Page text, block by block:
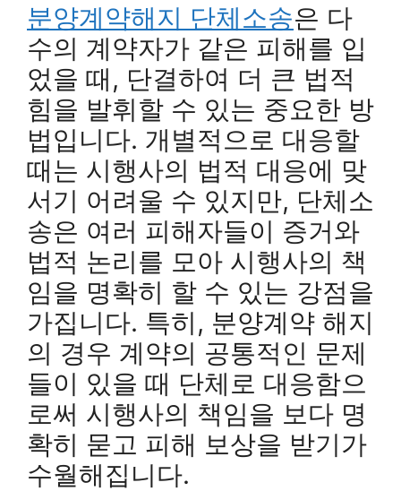
분양계약해지 단체소송은 다
수의 계약자가 같은 피해를 입
었을 때, 단결하여 더 큰 법적
힘을 발휘할 수 있는 중요한 방
법입니다. 개별적으로 대응할
때는 시행사의 법적 대응에 맞
서기 어려울 수 있지만, 단체소
송은 여러 피해자들이 증거와
법적 논리를 모아 시행사의 책
임을 명확히 할 수 있는 강점을
가집니다. 특히, 분양계약 해지
의 경우 계약의 공통적인 문제
들이 있을 때 단체로 대응함으
로써 시행사의 책임을 보다 명
확히 묻고 피해 보상을 받기가
수월해집니다.